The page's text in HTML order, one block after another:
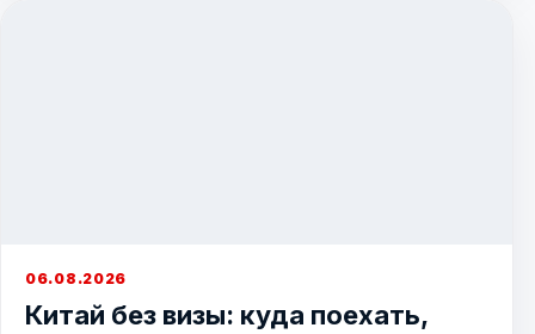
06.08.2026
Китай без визы: куда поехать,